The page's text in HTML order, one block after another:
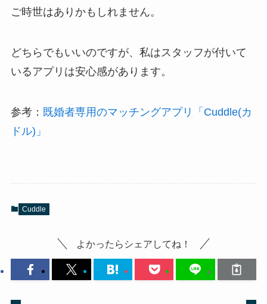
ご時世はありかもしれません。
どちらでもいいのですが、私はスタッフが付いて
いるアプリは安心感があります。
参考： 既婚者専用のマッチングアプリ「Cuddle(カ
ドル)」
Cuddle
よかったらシェアしてね！